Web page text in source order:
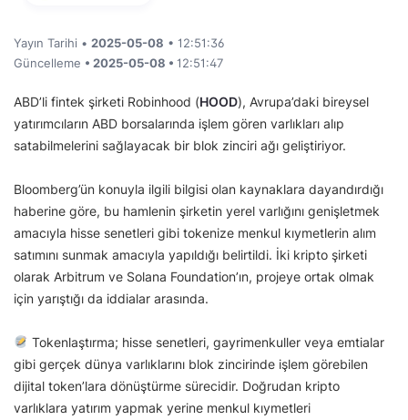
Yayın Tarihi • 2025-05-08 • 12:51:36
Güncelleme • 2025-05-08 • 12:51:47
ABD’li fintek şirketi Robinhood (HOOD), Avrupa’daki bireysel
yatırımcıların ABD borsalarında işlem gören varlıkları alıp
satabilmelerini sağlayacak bir blok zinciri ağı geliştiriyor.
Bloomberg’ün konuyla ilgili bilgisi olan kaynaklara dayandırdığı
haberine göre, bu hamlenin şirketin yerel varlığını genişletmek
amacıyla hisse senetleri gibi tokenize menkul kıymetlerin alım
satımını sunmak amacıyla yapıldığı belirtildi. İki kripto şirketi
olarak Arbitrum ve Solana Foundation’ın, projeye ortak olmak
için yarıştığı da iddialar arasında.
Tokenlaştırma; hisse senetleri, gayrimenkuller veya emtialar
gibi gerçek dünya varlıklarını blok zincirinde işlem görebilen
dijital token’lara dönüştürme sürecidir. Doğrudan kripto
varlıklara yatırım yapmak yerine menkul kıymetleri